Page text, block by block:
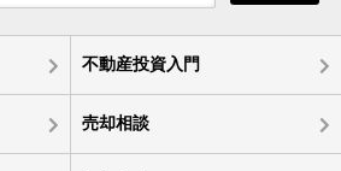
不動産投資入門
売却相談